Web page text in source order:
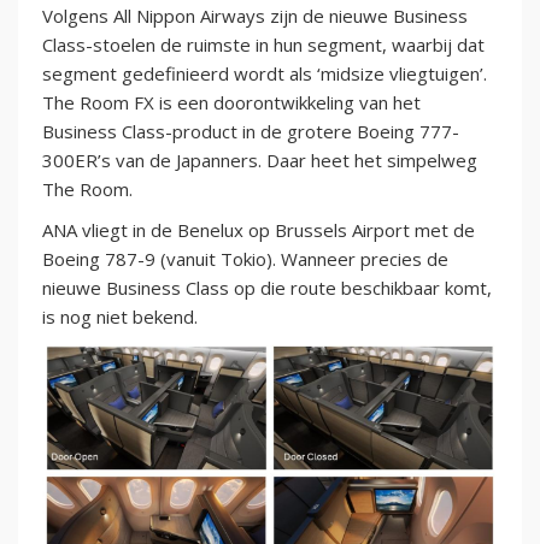
Volgens All Nippon Airways zijn de nieuwe Business
Class-stoelen de ruimste in hun segment, waarbij dat
segment gedefinieerd wordt als ‘midsize vliegtuigen’.
The Room FX is een doorontwikkeling van het
Business Class-product in de grotere Boeing 777-
300ER’s van de Japanners. Daar heet het simpelweg
The Room.
ANA vliegt in de Benelux op Brussels Airport met de
Boeing 787-9 (vanuit Tokio). Wanneer precies de
nieuwe Business Class op die route beschikbaar komt,
is nog niet bekend.